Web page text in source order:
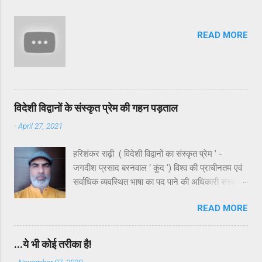
थीं, किंतु वे किसी लौकिक लाभ में संलग्न नहीं थे। निष्चित
READ MORE
विदेशी विद्वानों के संस्कृत प्रेम की गहन पड़ताल
-April 27, 2021
हरिशंकर राढ़ी ( विदेशी विद्वानों का संस्कृत प्रेम ’ -
जगदीश प्रसाद बरनवाल ‘ कुंद ’) विश्व की प्राचीनतम एवं
सर्वाधिक व्यवस्थित भाषा का पद पाने की अधिकारी संस्कृत
उपेक्षा ही नहीं , कहा जाए तो यह कुछ स्वच्छंदताचारियों या
अराजकतावादियों की बौद्धिक हिंसा का भी शिकार है। भले ही
व्याकरण के कड़े नियमों में बँधी हुई संस्कृत दुरूह है , किंतु
इसके साहित्य और लालित्य को समझ लिया जाए तो शायद
READ MORE
...ये भी कोई तरीका है!